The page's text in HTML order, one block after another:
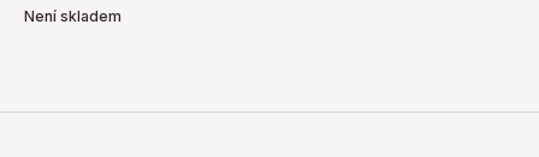
Není skladem